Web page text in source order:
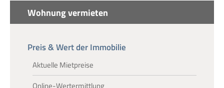
Wohnung vermieten
Preis & Wert der Immobilie
Aktuelle Mietpreise